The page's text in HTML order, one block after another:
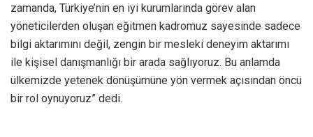
zamanda, Türkiye’nin en iyi kurumlarında görev alan
yöneticilerden oluşan eğitmen kadromuz sayesinde sadece
bilgi aktarımını değil, zengin bir mesleki deneyim aktarımı
ile kişisel danışmanlığı bir arada sağlıyoruz. Bu anlamda
ülkemizde yetenek dönüşümüne yön vermek açısından öncü
bir rol oynuyoruz” dedi.